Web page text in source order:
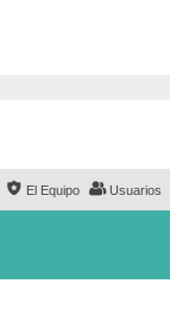
Usuarios
El Equipo